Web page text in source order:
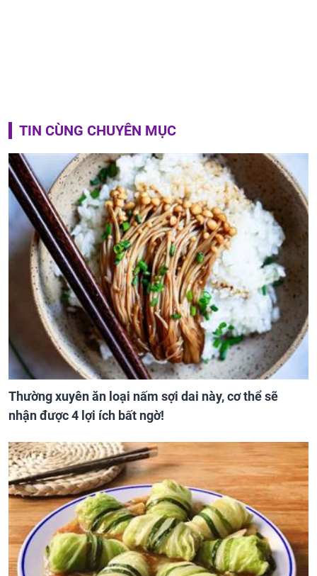
TIN CÙNG CHUYÊN MỤC
Thường xuyên ăn loại nấm sợi dai này, cơ thể sẽ
nhận được 4 lợi ích bất ngờ!